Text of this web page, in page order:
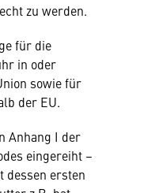
zu werden.
für die
in oder
sowie für
der EU.
Anhang I der
eingereiht –
dessen ersten